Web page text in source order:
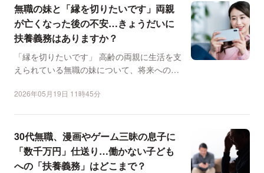
無職の妹と「縁を切りたいです」両親
が亡くなった後の不安…きょうだいに
扶養義務はありますか？
「縁を切りたいです」 高齢の両親に生活を支
えられている無職の妹について、将来への不
2026年05月19日 11時45分
30代無職、漫画やゲーム三昧の息子に
「数千万円」仕送り…働かない子ども
への「扶養義務」はどこまで？